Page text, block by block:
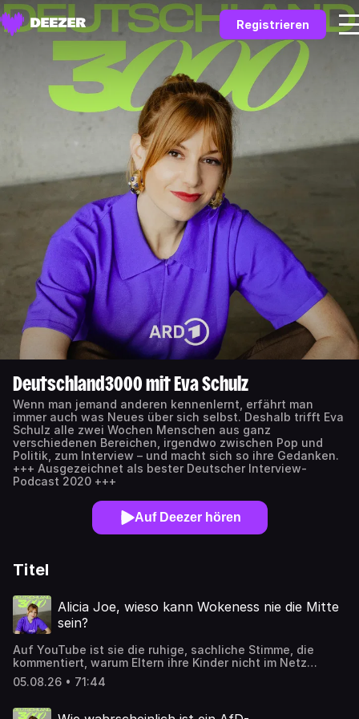
Registrieren
Deutschland3000 mit Eva Schulz
Wenn man jemand anderen kennenlernt, erfährt man
immer auch was Neues über sich selbst. Deshalb trifft Eva
Schulz alle zwei Wochen Menschen aus ganz
verschiedenen Bereichen, irgendwo zwischen Pop und
Politik, zum Interview – und macht sich so ihre Gedanken.
+++ Ausgezeichnet als bester Deutscher Interview-
Podcast 2020 +++
Auf Deezer hören
Titel
Alicia Joe, wieso kann Wokeness nie die Mitte
sein?
Auf YouTube ist sie die ruhige, sachliche Stimme, die
kommentiert, warum Eltern ihre Kinder nicht im Netz
zeigen sollten, Taylor Swift nicht unsere Freundin ist oder
unser Rentensystem nicht funktioniert. Privat, sagt sie
rumalbert und lange braucht, um bei neuen Leuten
05.08.26 • 71:44